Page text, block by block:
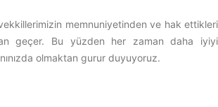
memnuniyetinden ve hak ettikleri
geçer. Bu yüzden her zaman daha iyiyi
olmaktan gurur duyuyoruz.